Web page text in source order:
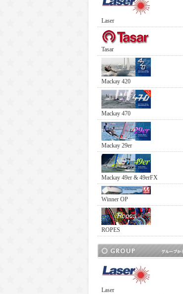
Laser
Tasar
Mackay 420
Mackay 470
Mackay 29er
Mackay 49er & 49erFX
Winner OP
ROPES
Laser